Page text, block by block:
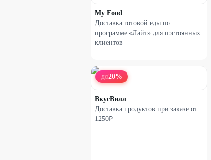
My Food
Доставка готовой еды по
программе «Лайт» для постоянных
клиентов
ДО20%
ВкусВилл
Доставка продуктов при заказе от
1250₽